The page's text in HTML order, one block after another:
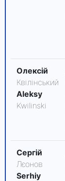
Олексій
Квілінський
Aleksy
Kwilinski
Сергій
Лєонов
Serhiy